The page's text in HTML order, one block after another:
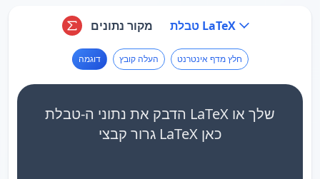
מקור נתונים טבלת LaTeX
דוגמה העלה קובץ חלץ מדף אינטרנט
הדבק את נתוני ה-טבלת LaTeX שלך או
גרור קבצי LaTeX כאן